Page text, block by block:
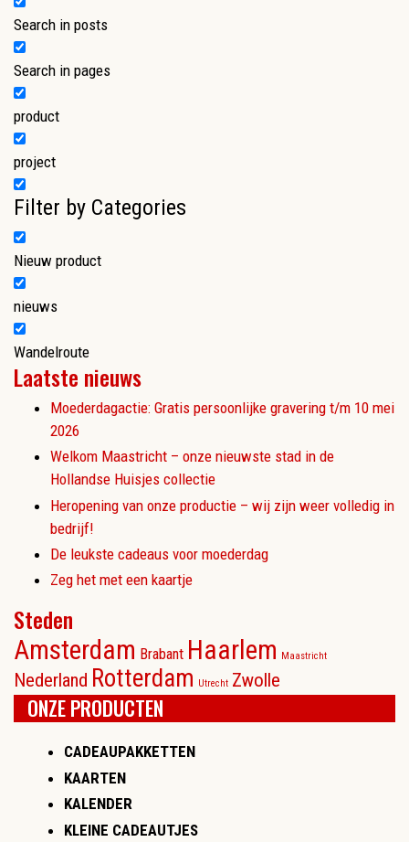
Search in posts
Search in pages
product
project
Filter by Categories
Nieuw product
nieuws
Wandelroute
Laatste nieuws
Moederdagactie: Gratis persoonlijke gravering t/m 10 mei
2026
Welkom Maastricht – onze nieuwste stad in de
Hollandse Huisjes collectie
Heropening van onze productie – wij zijn weer volledig in
bedrijf!
De leukste cadeaus voor moederdag
Zeg het met een kaartje
Steden
Amsterdam Brabant Haarlem Maastricht
Nederland Rotterdam Utrecht Zwolle
ONZE PRODUCTEN
CADEAUPAKKETTEN
KAARTEN
KALENDER
KLEINE CADEAUTJES